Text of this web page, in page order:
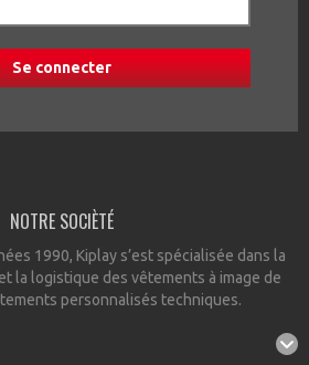
NOTRE SOCIÈTÉ
1990, Kiplay s’est spécialisée dans la
la logistique des vêtements à image de
personnalisés techniques.